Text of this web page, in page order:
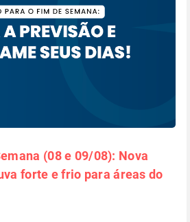
(08 e 09/08): Nova
forte e frio para áreas do